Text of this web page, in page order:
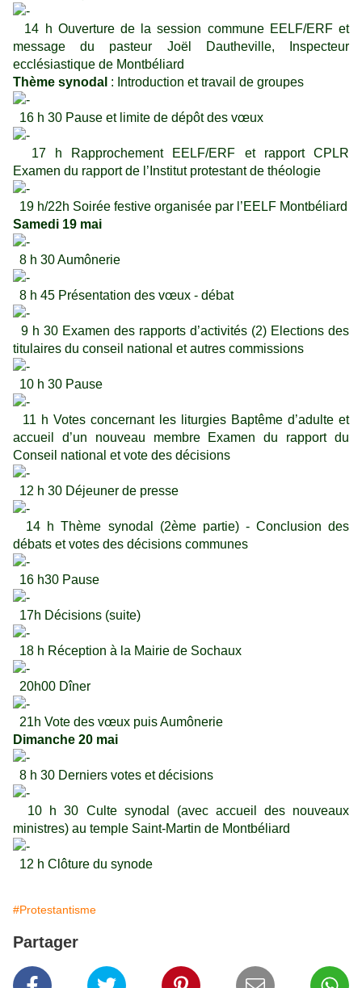
14 h Ouverture de la session commune EELF/ERF et
message du pasteur Joël Dautheville, Inspecteur
ecclésiastique de Montbéliard
Thème synodal : Introduction et travail de groupes
16 h 30 Pause et limite de dépôt des vœux
17 h Rapprochement EELF/ERF et rapport CPLR
Examen du rapport de l’Institut protestant de théologie
19 h/22h Soirée festive organisée par l’EELF Montbéliard
Samedi 19 mai
8 h 30 Aumônerie
8 h 45 Présentation des vœux - débat
9 h 30 Examen des rapports d’activités (2) Elections des
titulaires du conseil national et autres commissions
10 h 30 Pause
11 h Votes concernant les liturgies Baptême d’adulte et
accueil d’un nouveau membre Examen du rapport du
Conseil national et vote des décisions
12 h 30 Déjeuner de presse
14 h Thème synodal (2ème partie) - Conclusion des
débats et votes des décisions communes
16 h30 Pause
17h Décisions (suite)
18 h Réception à la Mairie de Sochaux
20h00 Dîner
21h Vote des vœux puis Aumônerie
Dimanche 20 mai
8 h 30 Derniers votes et décisions
10 h 30 Culte synodal (avec accueil des nouveaux
ministres) au temple Saint-Martin de Montbéliard
12 h Clôture du synode
#Protestantisme
Partager